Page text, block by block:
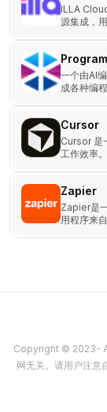
ILLA
源集成，
一个由AI
成各种编
Cursor
Cursor 是
工作效率。
Zapier
Zapier是
用程序来
Copyright © 2023-
网无关。请用户注意